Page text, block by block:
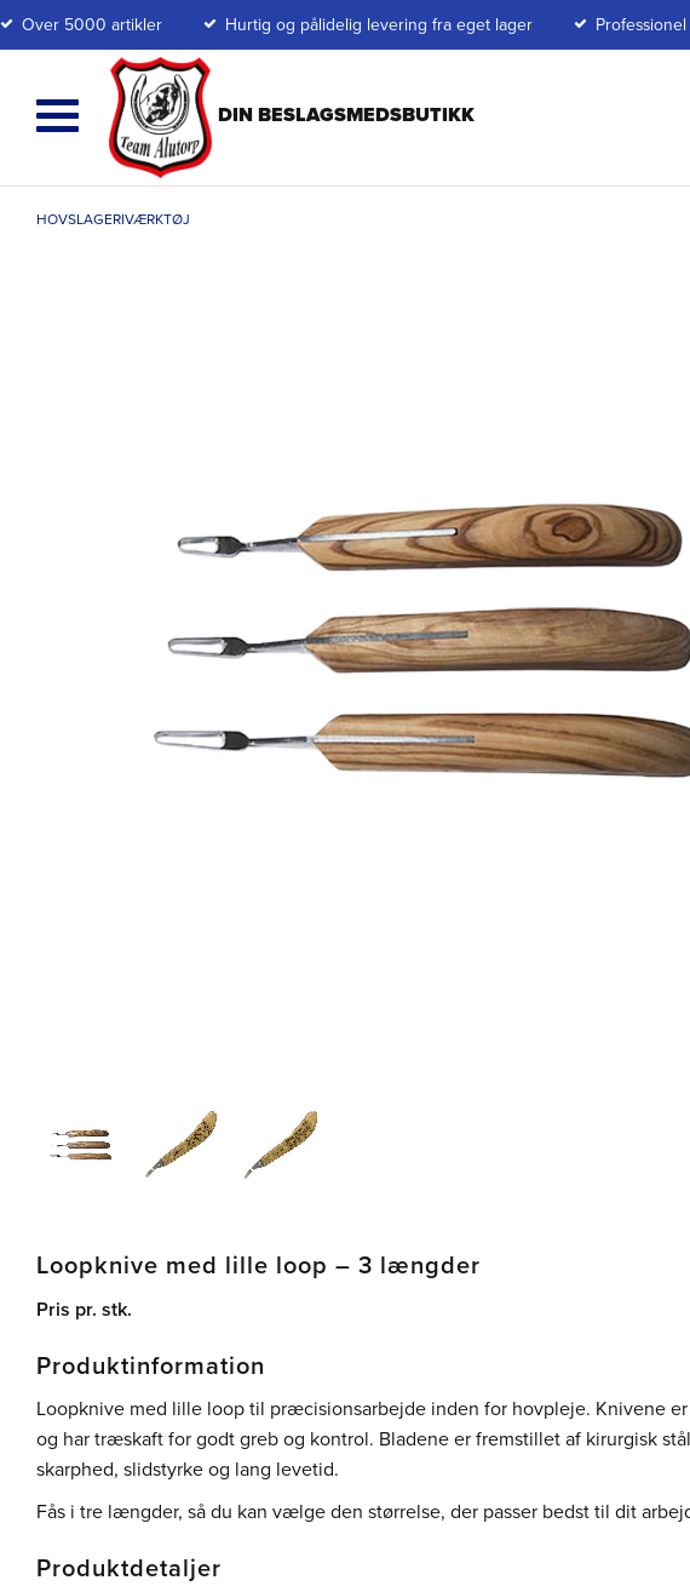
Over 5000 artikler Hurtig og pålidelig levering fra eget lager
HOVSLAGERIVÆRKTØJ
Loopknive med lille loop – 3 længder
Pris pr. stk.
Produktinformation
Loopknive med lille loop til præcisionsarbejde inden for hovpleje. Knivene
og har træskaft for godt greb og kontrol. Bladene er fremstillet af kirurgisk
skarphed, slidstyrke og lang levetid.
Fås i tre længder, så du kan vælge den størrelse, der passer bedst til dit
Produktdetaljer